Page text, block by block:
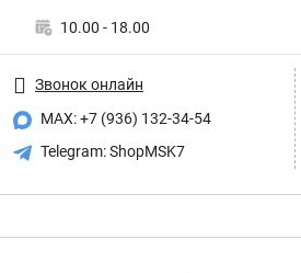
10.00 - 18.00
Звонок онлайн
MAX: +7 (936) 132-34-54
Telegram: ShopMSK7